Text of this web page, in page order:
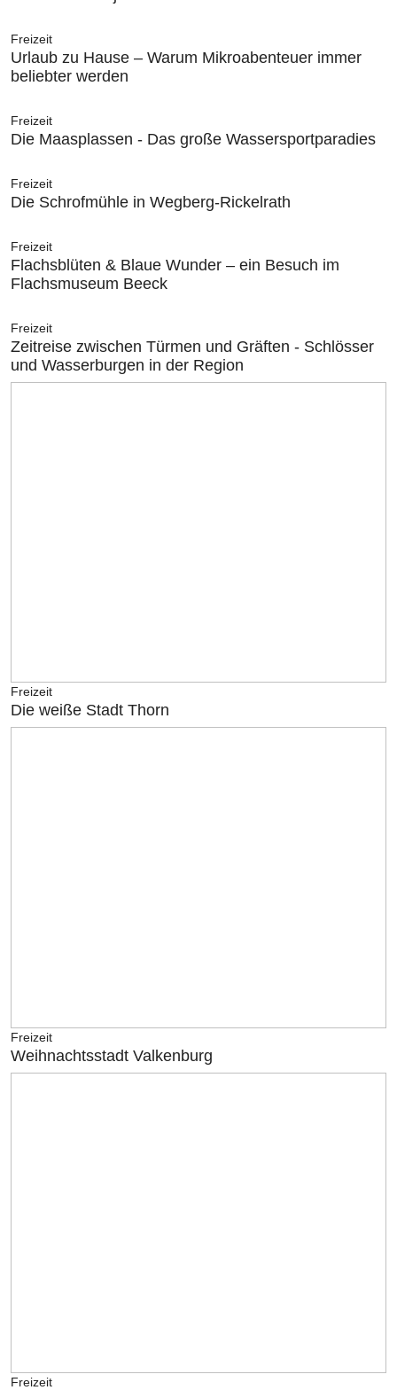
Freizeit
Urlaub zu Hause – Warum Mikroabenteuer immer
beliebter werden
Freizeit
Die Maasplassen - Das große Wassersportparadies
Freizeit
Die Schrofmühle in Wegberg-Rickelrath
Freizeit
Flachsblüten & Blaue Wunder – ein Besuch im
Flachsmuseum Beeck
Freizeit
Zeitreise zwischen Türmen und Gräften - Schlösser
und Wasserburgen in der Region
Freizeit
Die weiße Stadt Thorn
Freizeit
Weihnachtsstadt Valkenburg
Freizeit